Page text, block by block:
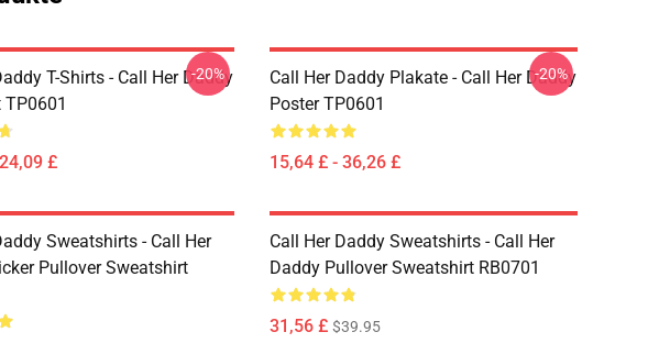
T-Shirts - Call Her Daddy
TP0601
£
-20%
Call Her Daddy Plakate - Call Her Daddy
Poster TP0601
15,64 £ - 36,26 £
-20%
Sweatshirts - Call Her
Pullover Sweatshirt
Call Her Daddy Sweatshirts - Call Her
Daddy Pullover Sweatshirt RB0701
31,56 £ $39.95